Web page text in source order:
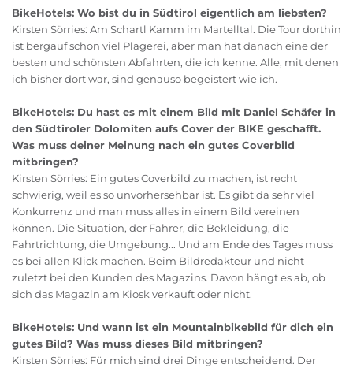
BikeHotels: Wo bist du in Südtirol eigentlich am liebsten?
Kirsten Sörries: Am Schartl Kamm im Martelltal. Die Tour dorthin
ist bergauf schon viel Plagerei, aber man hat danach eine der
besten und schönsten Abfahrten, die ich kenne. Alle, mit denen
ich bisher dort war, sind genauso begeistert wie ich.
BikeHotels: Du hast es mit einem Bild mit Daniel Schäfer in
den Südtiroler Dolomiten aufs Cover der BIKE geschafft.
Was muss deiner Meinung nach ein gutes Coverbild
mitbringen?
Kirsten Sörries: Ein gutes Coverbild zu machen, ist recht
schwierig, weil es so unvorhersehbar ist. Es gibt da sehr viel
Konkurrenz und man muss alles in einem Bild vereinen
können. Die Situation, der Fahrer, die Bekleidung, die
Fahrtrichtung, die Umgebung... Und am Ende des Tages muss
es bei allen Klick machen. Beim Bildredakteur und nicht
zuletzt bei den Kunden des Magazins. Davon hängt es ab, ob
sich das Magazin am Kiosk verkauft oder nicht.
BikeHotels: Und wann ist ein Mountainbikebild für dich ein
gutes Bild? Was muss dieses Bild mitbringen?
Kirsten Sörries: Für mich sind drei Dinge entscheidend. Der